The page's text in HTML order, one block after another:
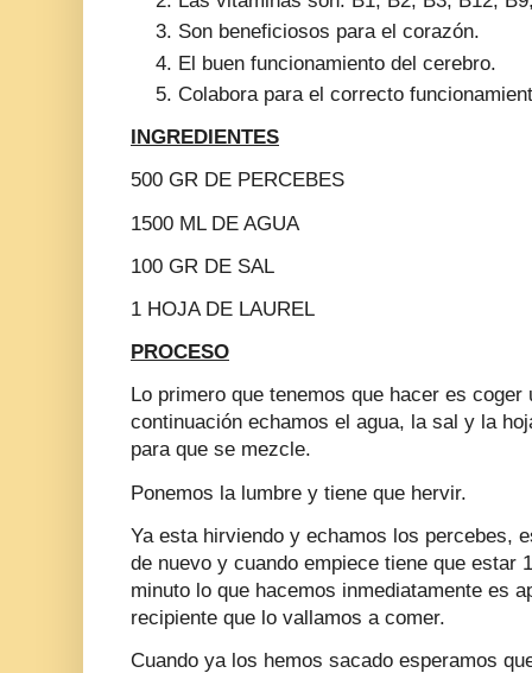
Son beneficiosos para el corazón.
El buen funcionamiento del cerebro.
Colabora para el correcto
INGREDIENTES
500 GR DE PERCEBES
1500 ML DE AGUA
100 GR DE SAL
1 HOJA DE LAUREL
PROCESO
Lo primero que tenemos que hacer es
continuación echamos el agua, la sal y la
para que se mezcle.
Ponemos la lumbre y tiene que hervir.
Ya esta hirviendo y echamos los percebes,
de nuevo y cuando empiece tiene que estar
minuto lo que hacemos inmediatamente es
recipiente que lo vallamos a comer.
Cuando ya los hemos sacado esperamos